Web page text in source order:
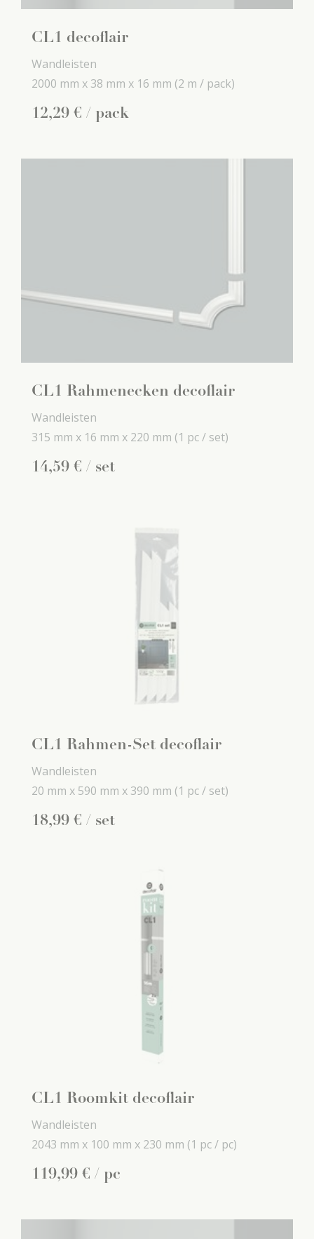
CL1 decoflair
Wandleisten
2000 mm x 38 mm x 16 mm (2 m / pack)
12,29 € / pack
CL1 Rahmenecken decoflair
Wandleisten
315 mm x 16 mm x 220 mm (1 pc / set)
14,59 € / set
CL1 Rahmen-Set decoflair
Wandleisten
20 mm x 590 mm x 390 mm (1 pc / set)
18,99 € / set
CL1 Roomkit decoflair
Wandleisten
2043 mm x 100 mm x 230 mm (1 pc / pc)
119,99 € / pc